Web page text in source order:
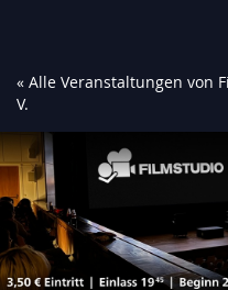
springen
« Alle Veranstaltungen von
V.